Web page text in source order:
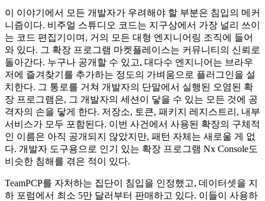
이 이야기에서 모든 개발자가 우려해야 할 부분은 침입의 메커
니즘이다. 비주얼 스튜디오 코드는 지구상에서 가장 널리 쓰이
는 코드 편집기이며, 거의 모든 대형 엔지니어링 조직에 들어
와 있다. 그 확장 프로그램 마켓플레이스는 커뮤니티의 신뢰로
돌아간다. 누구나 공개할 수 있고, 대다수 엔지니어는 브라우
저에 즐겨찾기를 추가하는 정도의 가벼움으로 플러그인을 설
치한다. 그 통로를 거쳐 개발자의 단말에서 실행된 오염된 확
장 프로그램은, 그 개발자의 세션이 닿을 수 있는 모든 것에 공
격자의 손을 닿게 한다. 저장소, 토큰, 패키지 레지스트리, 내부
서비스가 모두 포함된다. 이번 사건에서 사용된 확장의 구체적
인 이름은 아직 공개되지 않았지만, 패턴 자체는 새로울 게 없
다. 개발자 도구용으로 인기 있는 확장 프로그램 Nx Console도
비슷한 침해를 겪은 적이 있다.
TeamPCP를 자처하는 집단이 침입을 인정했고, 데이터셋을 지
하 포럼에서 최소 5만 달러부터 판매하고 있다. 이들이 사용하